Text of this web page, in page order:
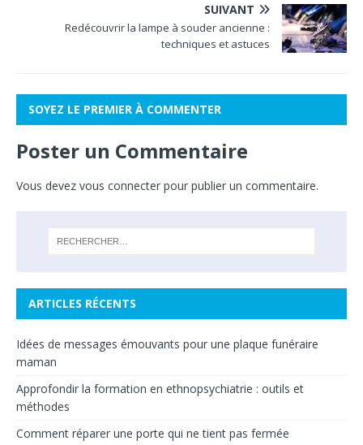
SUIVANT
Redécouvrir la lampe à souder ancienne :
techniques et astuces
SOYEZ LE PREMIER À COMMENTER
Poster un Commentaire
Vous devez vous connecter pour publier un commentaire.
ARTICLES RÉCENTS
Idées de messages émouvants pour une plaque funéraire
maman
Approfondir la formation en ethnopsychiatrie : outils et
méthodes
Comment réparer une porte qui ne tient pas fermée